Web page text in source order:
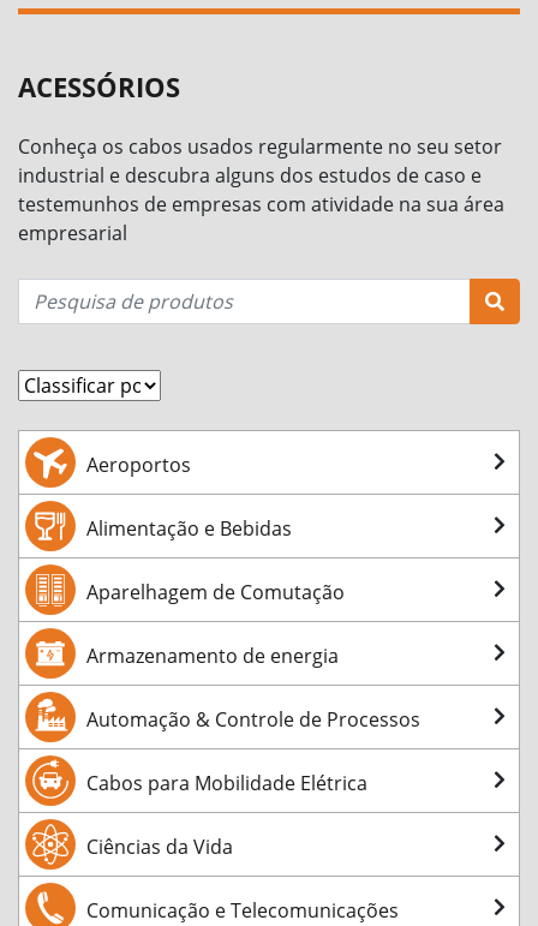
ACESSÓRIOS
Conheça os cabos usados regularmente no seu setor
industrial e descubra alguns dos estudos de caso e
testemunhos de empresas com atividade na sua área
empresarial
Aeroportos
Alimentação e Bebidas
Aparelhagem de Comutação
Armazenamento de energia
Automação & Controle de Processos
Cabos para Mobilidade Elétrica
Ciências da Vida
Comunicação e Telecomunicações